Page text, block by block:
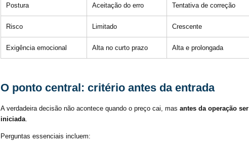
Postura Aceitação do erro Tentativa de correção
Risco Limitado Crescente
Exigência emocional Alta no curto prazo Alta e prolongada
O ponto central: critério antes da entrada
A verdadeira decisão não acontece quando o preço cai, mas antes da operação ser
iniciada.
Perguntas essenciais incluem: